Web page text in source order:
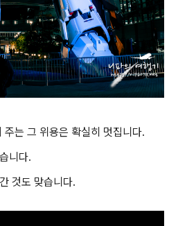
주는 그 위용은 확실히 멋집니다.
니다.
것도 맞습니다.